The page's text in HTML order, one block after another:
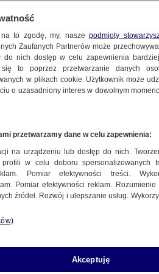
wskazali dwie
Reflex. W ocenie e-
że w okresie
na to zgodę, my, naszepodmioty
Zaufanych Partnerów może
do nich dostęp w celu zapewnienia
się to poprzez przetwarzanie danych
w plikach cookie. Użytkownik może
o uzasadniony interes w dowolnym
przetwarzamy dane w celu zapewnienia:
na urządzeniu lub dostęp do nich.
profili w celu doboru spersonalizowanych
Pomiar efektywności treści.
Pomiar efektywności reklam.
źródeł. Rozwój i ulepszanie usług.
Akceptuję